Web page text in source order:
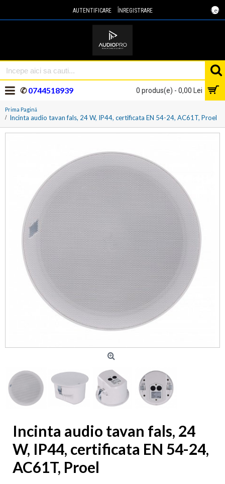
Lei
AUTENTIFICARE ÎNREGISTRARE
0 produs(e) - 0,00 Lei
✆0744518939
Prima Pagină
Incinta audio tavan fals, 24 W, IP44, certificata EN 54-24, AC61T, Proel
Incinta audio tavan fals, 24
W, IP44, certificata EN 54-24,
AC61T, Proel